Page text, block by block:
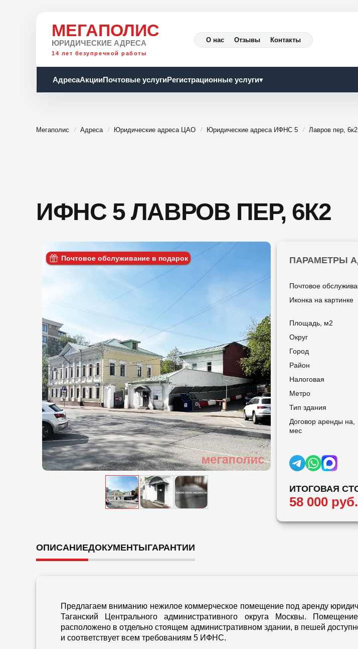
МЕГАПОЛИС
ЮРИДИЧЕСКИЕ АДРЕСА
14 лет безупречной работы
О нас Отзывы Контакты
АдресаАкцииПочтовые услугиРегистрационные услуги▾
Мегаполис Адреса Юридические адреса ЦАО Юридические адреса ИФНС 5 Лавров пер, 6к2
ИФНС 5 ЛАВРОВ ПЕР, 6К2
Почтовое обслуживание в подарок ПАРАМЕТРЫ
Почтовое
Иконка на картинке
Площадь, м2
Округ
Город
Район
Налоговая
Метро
Тип здания
Договор аренды на,
мес
ИТОГОВАЯ
58 000 руб.
ОПИСАНИЕДОКУМЕНТЫГАРАНТИИ
Предлагаем вниманию нежилое коммерческое помещение под аренду
Таганский Центрального административного округа Москвы.
расположено в отдельно стоящем административном здании, в пешей
и соответствует всем требованиям 5 ИФНС.